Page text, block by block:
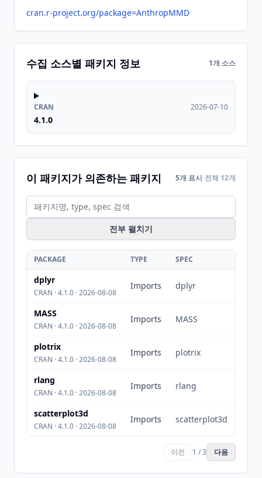
cran.r-project.org/package=AnthropMMD
수집 소스별 패키지 정보 1개 소스
CRAN
4.1.0
2026-07-10
이 패키지가 의존하는 패키지 5개 표시 전체 12개
전부 펼치기
PACKAGE TYPE SPEC
dplyr
CRAN · 4.1.0 · 2026-08-08
Imports dplyr
MASS
CRAN · 4.1.0 · 2026-08-08
Imports MASS
plotrix
CRAN · 4.1.0 · 2026-08-08
Imports plotrix
rlang
CRAN · 4.1.0 · 2026-08-08
Imports rlang
scatterplot3d
CRAN · 4.1.0 · 2026-08-08
Imports scatterplot3d
이전 1 / 3 다음